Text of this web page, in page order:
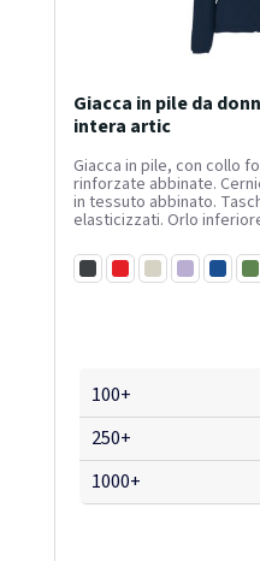
Giacca in pile da
intera artic
Giacca in pile, con collo
rinforzate abbinate.
in tessuto abbinato.
elasticizzati. Orlo
cm ed indossa una taglia
NeroRossoBiancoViolaBlu
100+
250+
1000+